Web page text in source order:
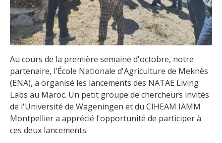
Au cours de la première semaine d'octobre, notre
partenaire, l'École Nationale d'Agriculture de Meknès
(ENA), a organisé les lancements des NATAE Living
Labs au Maroc. Un petit groupe de chercheurs invités
de l'Université de Wageningen et du CIHEAM IAMM
Montpellier a apprécié l'opportunité de participer à
ces deux lancements.